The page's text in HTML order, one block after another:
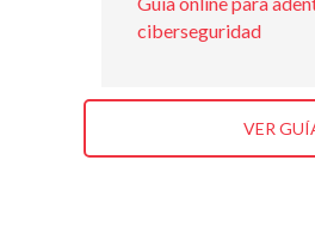
ciberseguridad
VER